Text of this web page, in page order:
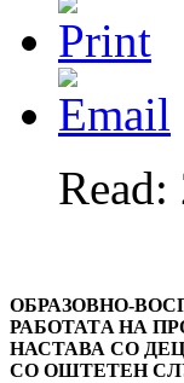
Read:
ОБРАЗОВНО-
РАБОТАТA НА
НАСТАВА СО
СО ОШТЕТЕН